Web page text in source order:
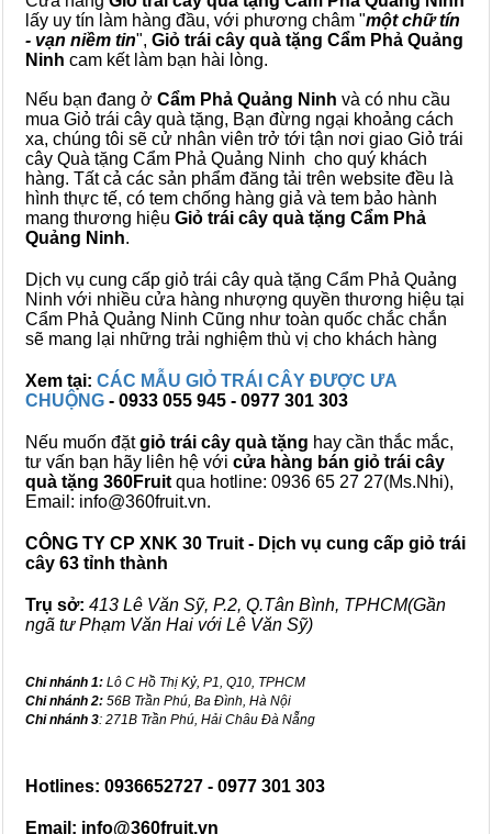
lấy uy tín làm hàng đầu, với phương châm "một chữ tín
- vạn niềm tin", Giỏ trái cây quà tặng Cẩm Phả Quảng
Ninh cam kết làm bạn hài lòng.
Nếu bạn đang ở Cẩm Phả Quảng Ninh và có nhu cầu
mua Giỏ trái cây quà tặng, Bạn đừng ngại khoảng cách
xa, chúng tôi sẽ cử nhân viên trở tới tận nơi giao Giỏ trái
cây Quà tặng Cẩm Phả Quảng Ninh cho quý khách
hàng. Tất cả các sản phẩm đăng tải trên website đều là
hình thực tế, có tem chống hàng giả và tem bảo hành
mang thương hiệu Giỏ trái cây quà tặng Cẩm Phả
Quảng Ninh.
Dịch vụ cung cấp giỏ trái cây quà tặng Cẩm Phả Quảng
Ninh với nhiều cửa hàng nhượng quyền thương hiệu tại
Cẩm Phả Quảng Ninh Cũng như toàn quốc chắc chắn
sẽ mang lại những trải nghiệm thù vị cho khách hàng
Xem tại: CÁC MẪU GIỎ TRÁI CÂY ĐƯỢC ƯA
CHUỘNG - 0933 055 945 - 0977 301 303
Nếu muốn đặtgiỏ trái cây quà tặng hay cần thắc mắc,
tư vấn bạn hãy liên hệ với cửa hàng bán giỏ trái cây
quà tặng 360Fruit qua hotline: 0936 65 27 27(Ms.Nhi),
Email: info@360fruit.vn.
CÔNG TY CP XNK 30 Truit - Dịch vụ cung cấp giỏ trái
cây 63 tỉnh thành
Trụ sở: 413 Lê Văn Sỹ, P.2, Q.Tân Bình, TPHCM(Gần
ngã tư Phạm Văn Hai với Lê Văn Sỹ)
Chi nhánh 1: Lô C Hồ Thị Kỷ, P1, Q10, TPHCM
Chi nhánh 2: 56B Trần Phú, Ba Đình, Hà Nội
Chi nhánh 3: 271B Trần Phú, Hải Châu Đà Nẵng
Hotlines: 0936652727 - 0977 301 303
Email: info@360fruit.vn